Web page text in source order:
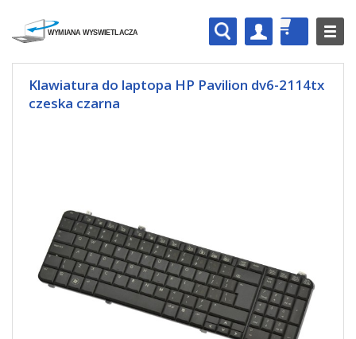
Klawiatura do laptopa HP Pavilion dv6-2114tx
czeska czarna